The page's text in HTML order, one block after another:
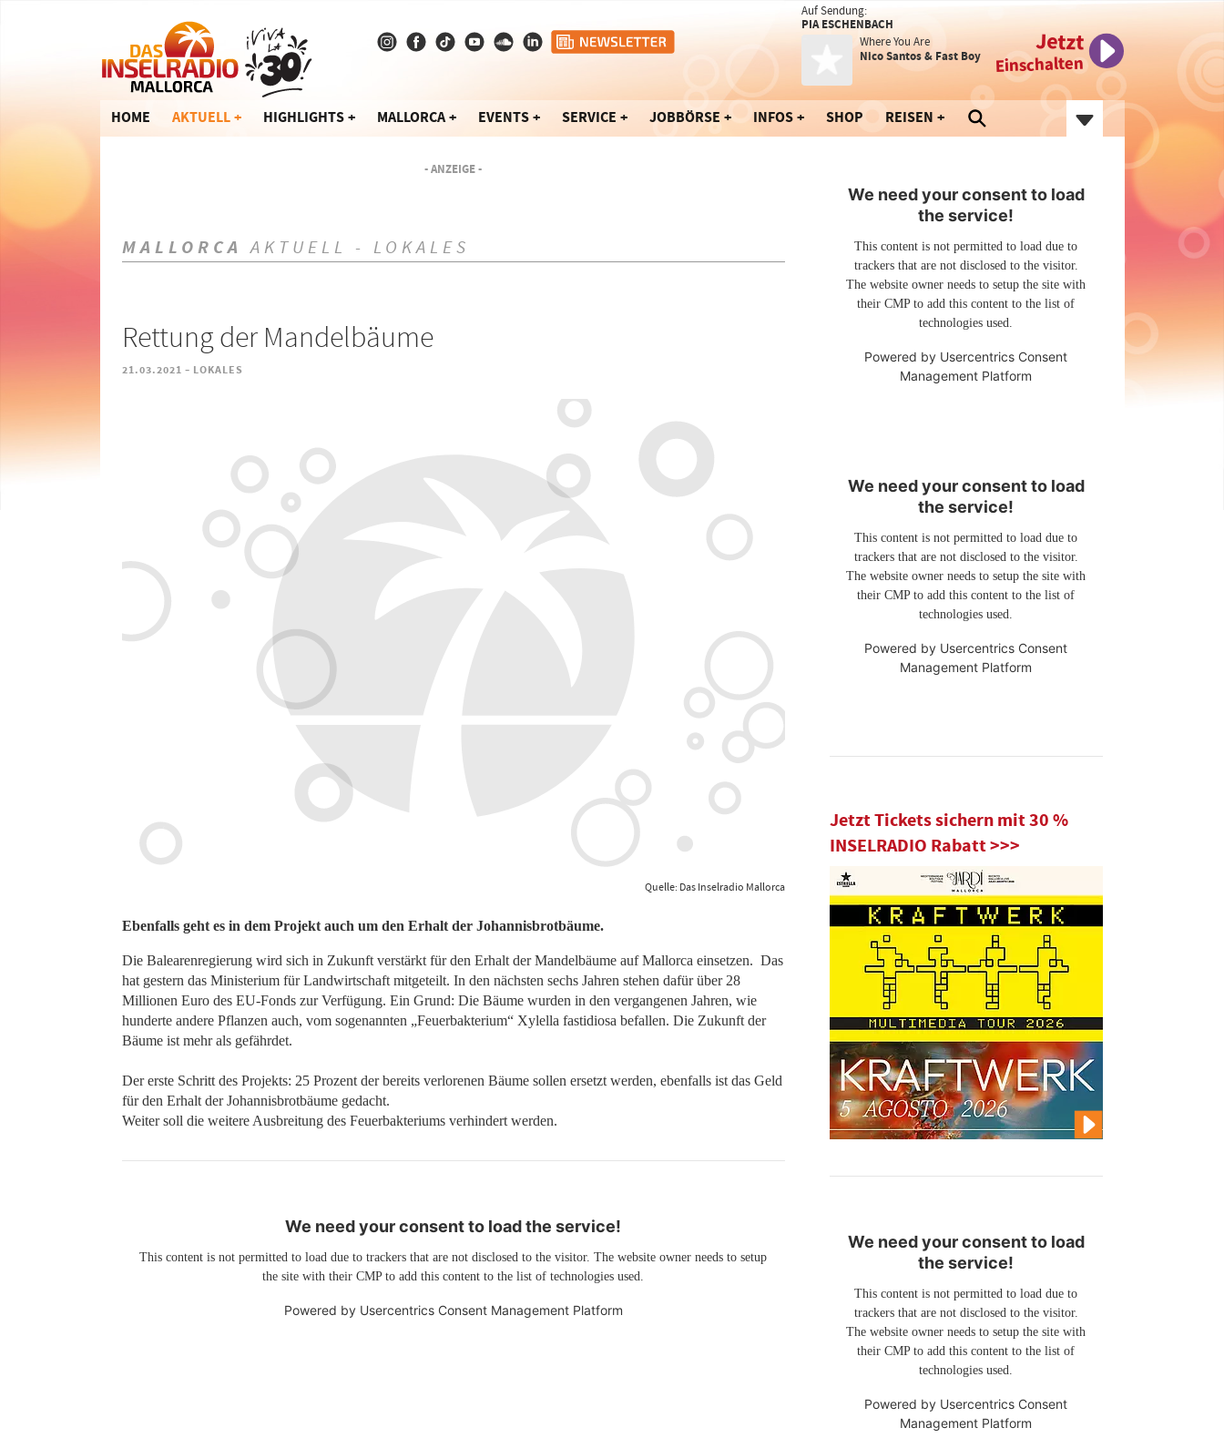
Auf Sendung:
PIA ESCHENBACH
Where You Are
Nico Santos & Fast Boy
Jetzt
Einschalten
HOME AKTUELL HIGHLIGHTS MALLORCA EVENTS SERVICE JOBBÖRSE INFOS SHOP REISEN
- ANZEIGE -
MALLORCA AKTUELL - LOKALES
Rettung der Mandelbäume
21.03.2021 - LOKALES
Quelle: Das Inselradio Mallorca
Ebenfalls geht es in dem Projekt auch um den Erhalt der Johannisbrotbäume.
Die Balearenregierung wird sich in Zukunft verstärkt für den Erhalt der Mandelbäume auf Mallorca einsetzen. Das
hat gestern das Ministerium für Landwirtschaft mitgeteilt. In den nächsten sechs Jahren stehen dafür über 28
Millionen Euro des EU-Fonds zur Verfügung. Ein Grund: Die Bäume wurden in den vergangenen Jahren, wie
hunderte andere Pflanzen auch, vom sogenannten „Feuerbakterium“ Xylella fastidiosa befallen. Die Zukunft der
Bäume ist mehr als gefährdet.
Der erste Schritt des Projekts: 25 Prozent der bereits verlorenen Bäume sollen ersetzt werden, ebenfalls ist das Geld
für den Erhalt der Johannisbrotbäume gedacht.
Weiter soll die weitere Ausbreitung des Feuerbakteriums verhindert werden.
We need your consent to load the service!
This content is not permitted to load due to trackers that are not disclosed to the visitor. The website owner needs to setup
the site with their CMP to add this content to the list of technologies used.
Powered by Usercentrics Consent Management Platform
We need your consent to load
the service!
This content is not permitted to load due to
trackers that are not disclosed to the visitor.
The website owner needs to setup the site with
their CMP to add this content to the list of
technologies used.
Powered by Usercentrics Consent
Management Platform
We need your consent to load
the service!
This content is not permitted to load due to
trackers that are not disclosed to the visitor.
The website owner needs to setup the site with
their CMP to add this content to the list of
technologies used.
Powered by Usercentrics Consent
Management Platform
Jetzt Tickets sichern mit 30 %
INSELRADIO Rabatt >>>
We need your consent to load
the service!
This content is not permitted to load due to
trackers that are not disclosed to the visitor.
The website owner needs to setup the site with
their CMP to add this content to the list of
technologies used.
Powered by Usercentrics Consent
Management Platform